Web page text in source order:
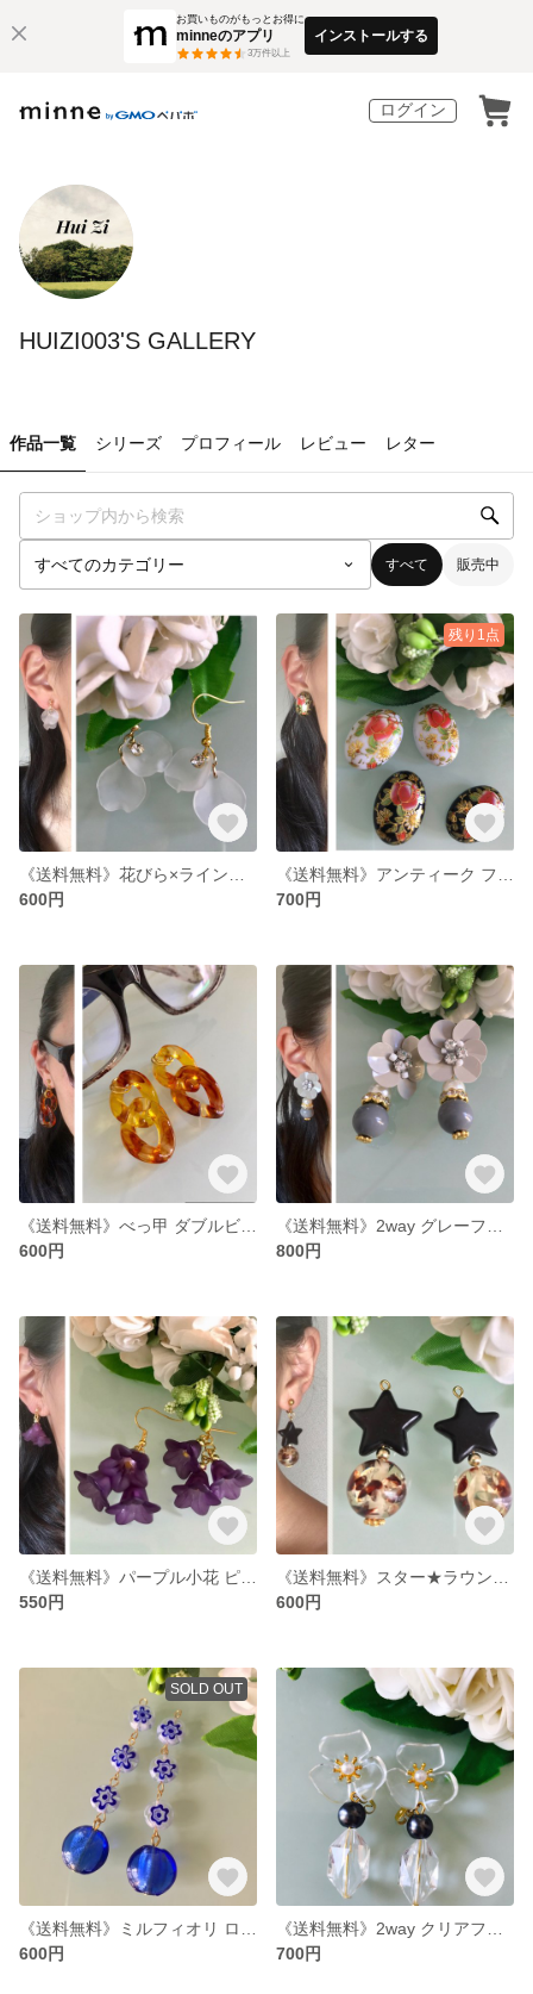
お買いものがもっとお得に
minneのアプリ
3万件以上
インストールする
ログイン
HUIZI003'S GALLERY
作品一覧 シリーズ プロフィール レビュー レター
すべて 販売中
600円
残り1点
700円
600円
800円
550円
600円
SOLD OUT
600円
700円